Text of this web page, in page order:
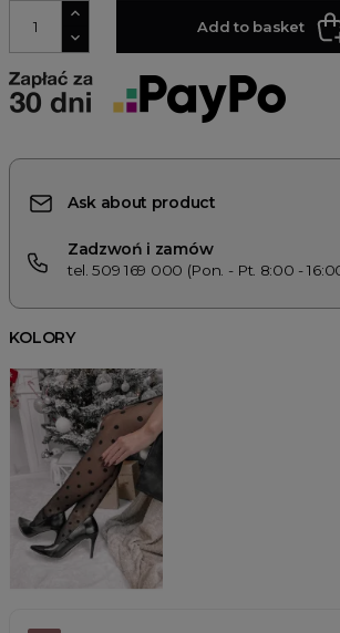
Add to basket
Ask about product
Zadzwoń i zamów
tel. 509 169 000 (Pon. - Pt. 8:00 -
KOLORY